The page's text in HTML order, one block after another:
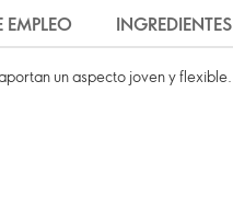
INGREDIENTES
un aspecto joven y flexible.